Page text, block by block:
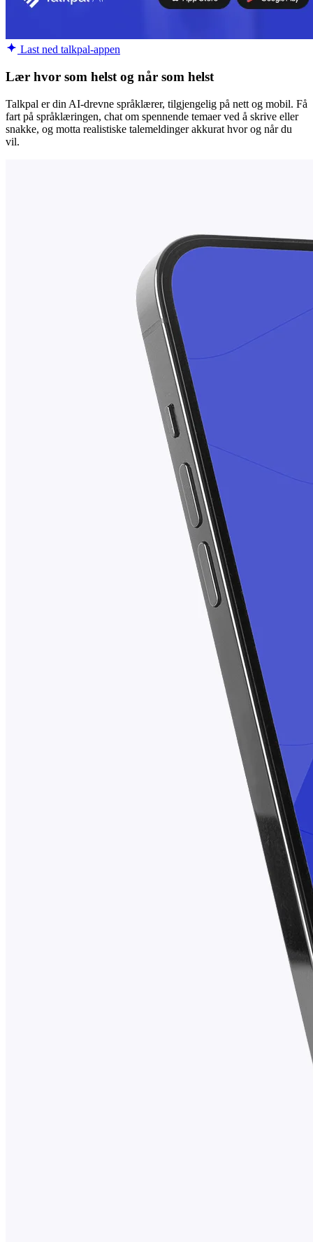
Last ned talkpal-appen
Lær hvor som helst og når som helst
Talkpal er din AI-drevne språklærer, tilgjengelig på nett og mobil. Få
fart på språklæringen, chat om spennende temaer ved å skrive eller
snakke, og motta realistiske talemeldinger akkurat hvor og når du
vil.